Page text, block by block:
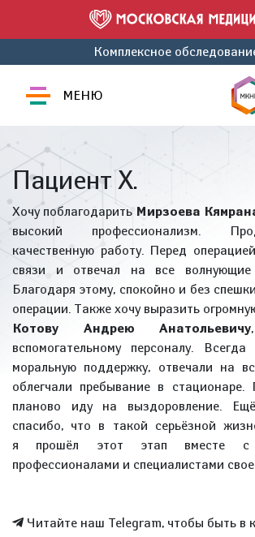
Комплексное
МЕНЮ
Пациент Х.
Хочу поблагодарить Мирзоева
высокий профессионализм.
качественную работу. Перед
связи и отвечал на все
Благодаря этому, спокойно и без
операции. Также хочу выразить
Котову Андрею Анатольевичу
вспомогательному персоналу.
моральную поддержку, отвечали на
облегчали пребывание в стационаре.
планово иду на выздоровление.
спасибо, что в такой серьёзной
я прошёл этот этап вместе с
профессионалами и специалистами
Читайте наш Telegram, чтобы быть в